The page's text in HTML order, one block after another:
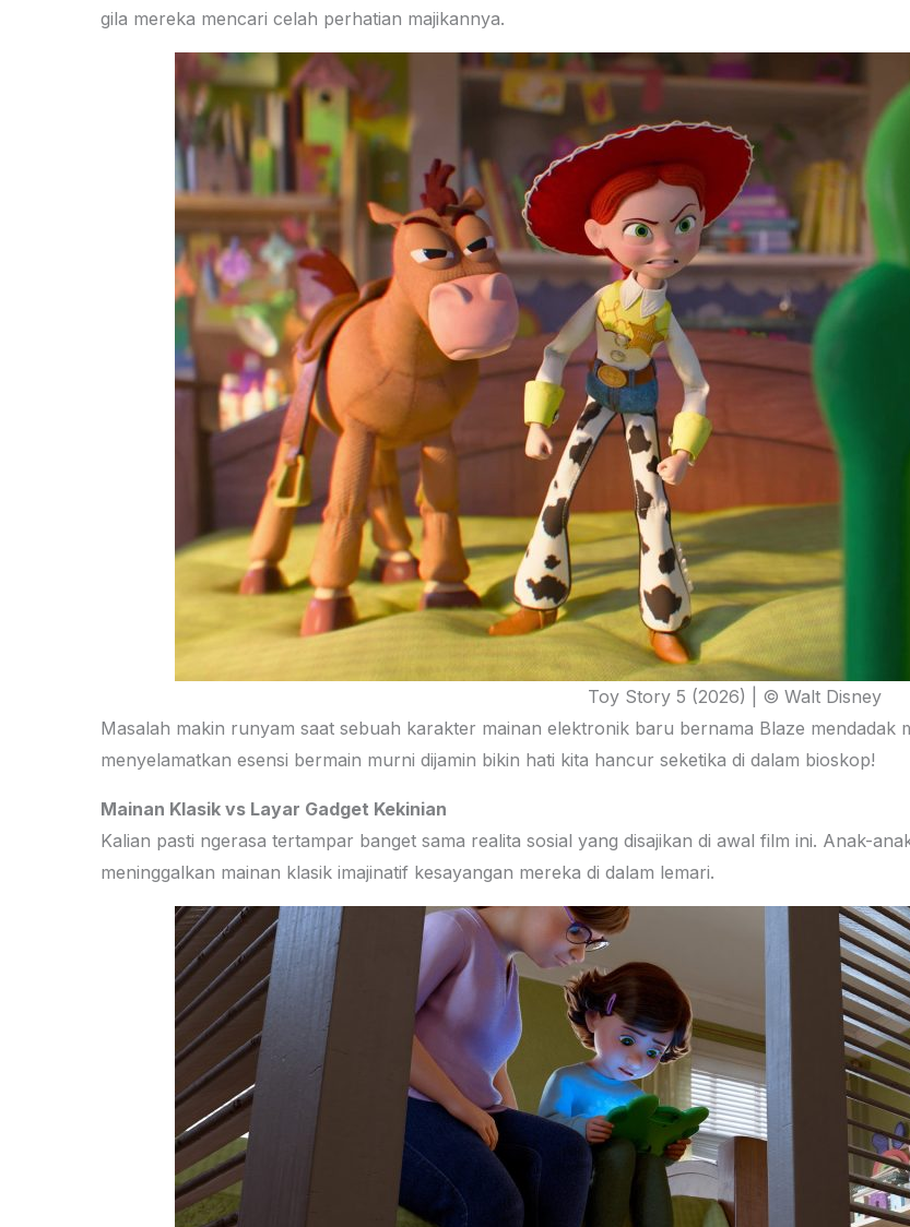
gila mereka mencari celah perhatian majikannya.
Toy Story 5 (2026) | © Walt Disney
Masalah makin runyam saat sebuah karakter mainan elektronik baru bernama Blaze mendadak
menyelamatkan esensi bermain murni dijamin bikin hati kita hancur seketika di dalam bioskop!
Mainan Klasik vs Layar Gadget Kekinian
Kalian pasti ngerasa tertampar banget sama realita sosial yang disajikan di awal film ini. Anak-
meninggalkan mainan klasik imajinatif kesayangan mereka di dalam lemari.